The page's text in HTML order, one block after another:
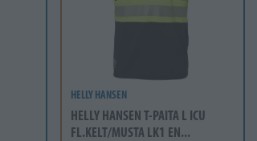
HELLY HANSEN
HELLY HANSEN T-PAITA L ICU
FL.KELT/MUSTA LK1 EN...